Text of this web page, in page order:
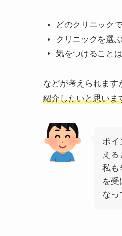
どのクリニック
クリニックを選
気をつけること
などが考えられます
紹介したいと思いま
ポイ
える
私も
を受
なっ